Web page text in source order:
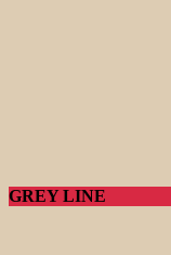
GREY LINE